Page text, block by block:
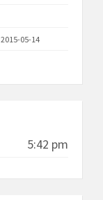
2015-05-14
5:42 pm